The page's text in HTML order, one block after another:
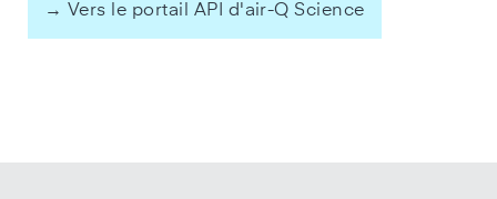
→ Vers le portail API d'air-Q Science